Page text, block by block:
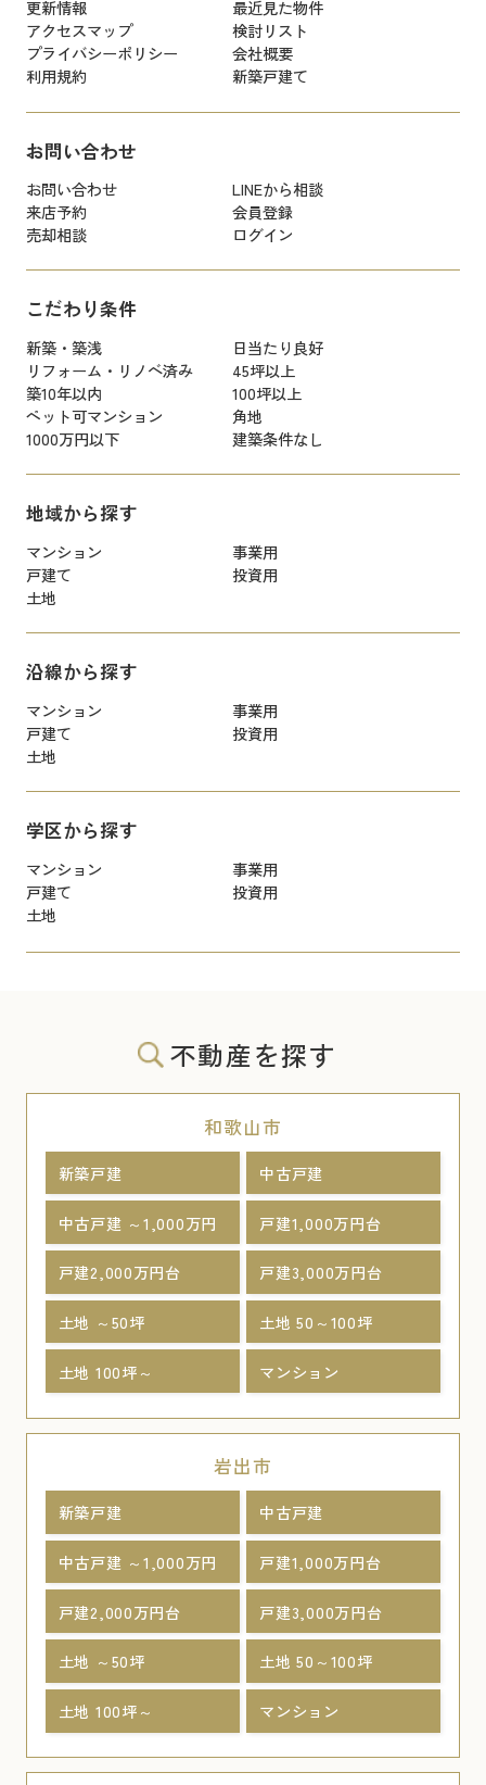
更新情報
最近見た物件
アクセスマップ
検討リスト
プライバシーポリシー
会社概要
利用規約
新築戸建て
お問い合わせ
お問い合わせ
LINEから相談
来店予約
会員登録
売却相談
ログイン
こだわり条件
新築・築浅
日当たり良好
リフォーム・リノベ済み
45坪以上
築10年以内
100坪以上
ペット可マンション
角地
1000万円以下
建築条件なし
地域から探す
マンション
事業用
戸建て
投資用
土地
沿線から探す
マンション
事業用
戸建て
投資用
土地
学区から探す
マンション
事業用
戸建て
投資用
土地
不動産を探す
和歌山市
新築戸建 中古戸建
中古戸建 ～1,000万円 戸建1,000万円台
戸建2,000万円台 戸建3,000万円台
土地 ～50坪 土地 50～100坪
土地 100坪～ マンション
岩出市
新築戸建 中古戸建
中古戸建 ～1,000万円 戸建1,000万円台
戸建2,000万円台 戸建3,000万円台
土地 ～50坪 土地 50～100坪
土地 100坪～ マンション